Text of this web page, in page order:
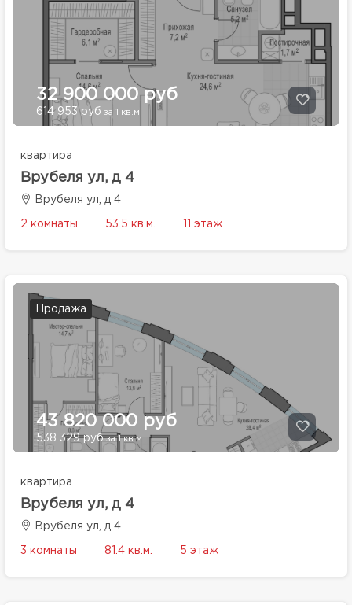
32 900 000 руб
614 953 руб за 1 кв.м.
квартира
Врубеля ул, д 4
Врубеля ул, д 4
2 комнаты 53.5 кв.м. 11 этаж
Продажа
43 820 000 руб
538 329 рубза 1 кв.м.
квартира
Врубеля ул, д 4
Врубеля ул, д 4
3 комнаты 81.4 кв.м. 5 этаж